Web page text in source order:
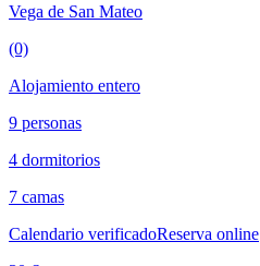
Vega de San Mateo
(0)
Alojamiento entero
9 personas
4 dormitorios
7 camas
Calendario verificadoReserva online